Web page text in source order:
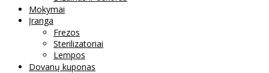
Mokymai
Įranga
Frezos
Sterilizatoriai
Lempos
Dovanų kuponas